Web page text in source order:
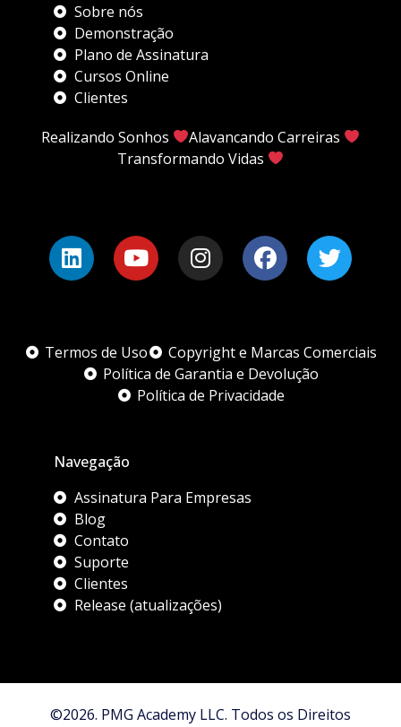
Sobre nós
Demonstração
Plano de Assinatura
Cursos Online
Clientes
Realizando Sonhos
Alavancando Carreiras
Transformando Vidas
Termos de Uso
Copyright e Marcas Comerciais
Política de Garantia e Devolução
Política de Privacidade
Navegação
Assinatura Para Empresas
Blog
Contato
Suporte
Clientes
Release (atualizações)
©2026. PMG Academy LLC. Todos os Direitos